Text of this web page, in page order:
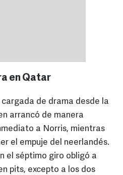
en Qatar
de drama desde la
arrancó de manera
a Norris, mientras
el empuje del neerlandés.
el séptimo giro obligó a
pits, excepto a los dos